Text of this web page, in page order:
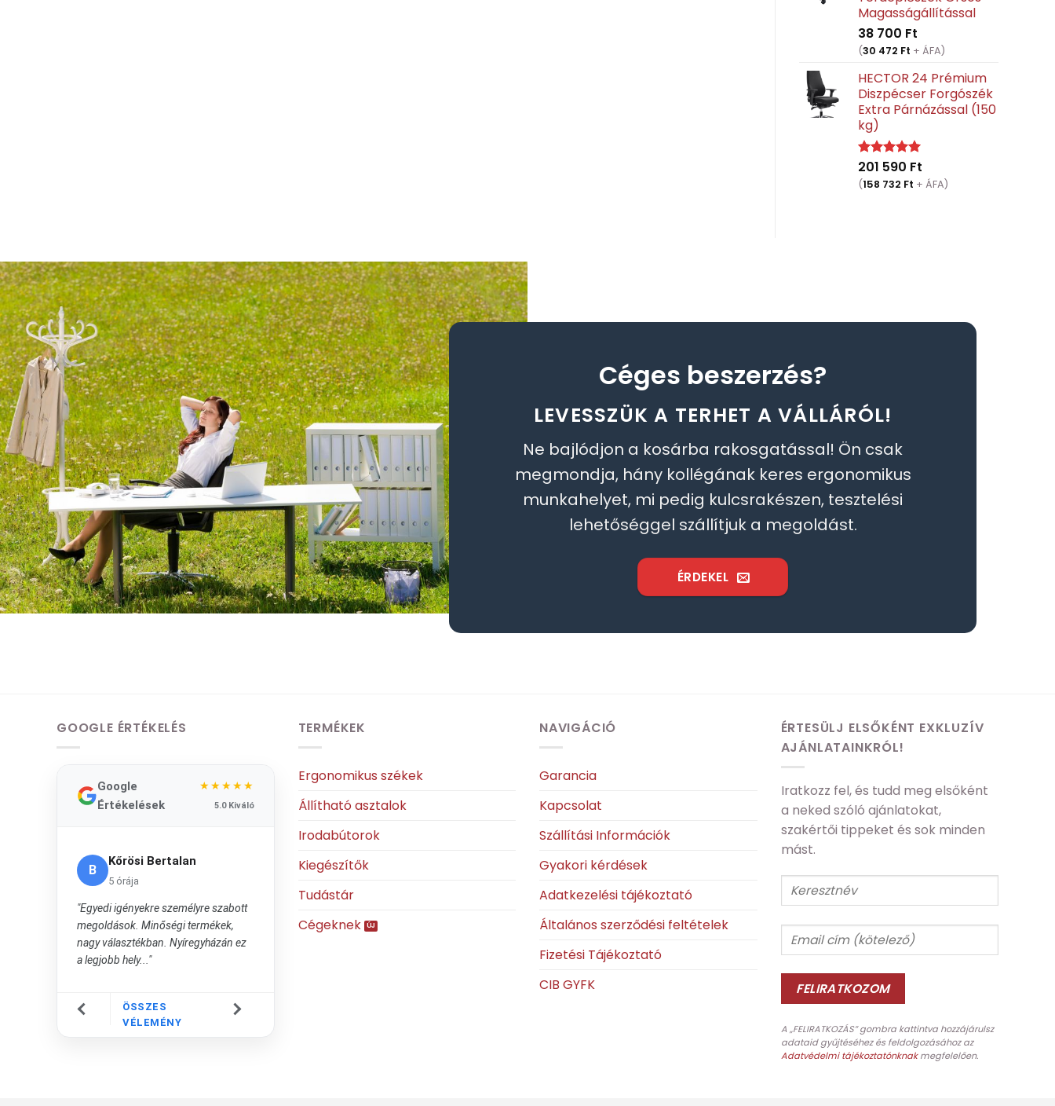
Magasságállítással
38 700 Ft
(30 472 Ft + ÁFA)
HECTOR 24 Prémium
Diszpécser Forgószék
Extra Párnázással (150
kg)
Értékelés:
5.00
201 590 Ft
(158 732 Ft + ÁFA)
Céges beszerzés?
LEVESSZÜK A TERHET A VÁLLÁRÓL!
Ne bajlódjon a kosárba rakosgatással! Ön csak
megmondja, hány kollégának keres ergonomikus
munkahelyet, mi pedig kulcsrakészen, tesztelési
lehetőséggel szállítjuk a megoldást.
ÉRDEKEL
GOOGLE ÉRTÉKELÉS
Google
Értékelések
★★★★★
5.0 Kiváló
B
Kőrösi Bertalan
5 órája
"Egyedi igényekre személyre szabott
megoldások. Minőségi termékek,
nagy választékban. Nyíregyházán ez
a legjobb hely..."
ÖSSZES
VÉLEMÉNY
TERMÉKEK
Ergonomikus székek
Állítható asztalok
Irodabútorok
Kiegészítők
Tudástár
Cégeknek
NAVIGÁCIÓ
Garancia
Kapcsolat
Szállítási Információk
Gyakori kérdések
Adatkezelési tájékoztató
Általános szerződési feltételek
Fizetési Tájékoztató
CIB GYFK
ÉRTESÜLJ ELSŐKÉNT EXKLUZÍV
AJÁNLATAINKRÓL!
Iratkozz fel, és tudd meg elsőként
a neked szóló ajánlatokat,
szakértői tippeket és sok minden
mást.
A „FELIRATKOZÁS” gombra kattintva hozzájárulsz
adataid gyűjtéséhez és feldolgozásához az
Adatvédelmi tájékoztatónknakmegfelelően.